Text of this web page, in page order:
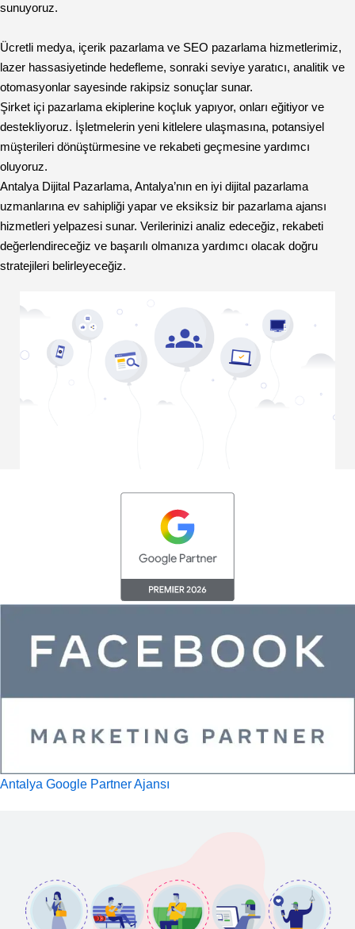
sunuyoruz.
Ücretli medya, içerik pazarlama ve SEO pazarlama hizmetlerimiz,
lazer hassasiyetinde hedefleme, sonraki seviye yaratıcı, analitik ve
otomasyonlar sayesinde rakipsiz sonuçlar sunar.
Şirket içi pazarlama ekiplerine koçluk yapıyor, onları eğitiyor ve
destekliyoruz. İşletmelerin yeni kitlelere ulaşmasına, potansiyel
müşterileri dönüştürmesine ve rekabeti geçmesine yardımcı
oluyoruz.
Antalya Dijital Pazarlama, Antalya’nın en iyi dijital pazarlama
uzmanlarına ev sahipliği yapar ve eksiksiz bir pazarlama ajansı
hizmetleri yelpazesi sunar. Verilerinizi analiz edeceğiz, rekabeti
değerlendireceğiz ve başarılı olmanıza yardımcı olacak doğru
stratejileri belirleyeceğiz.
Antalya Google Partner Ajansı